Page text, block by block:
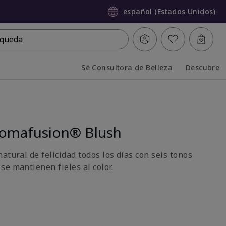
español (Estados Unidos)
Sé Consultora de Belleza Descubre
Blush
de felicidad todos los días con seis tonos
mantienen fieles al color.